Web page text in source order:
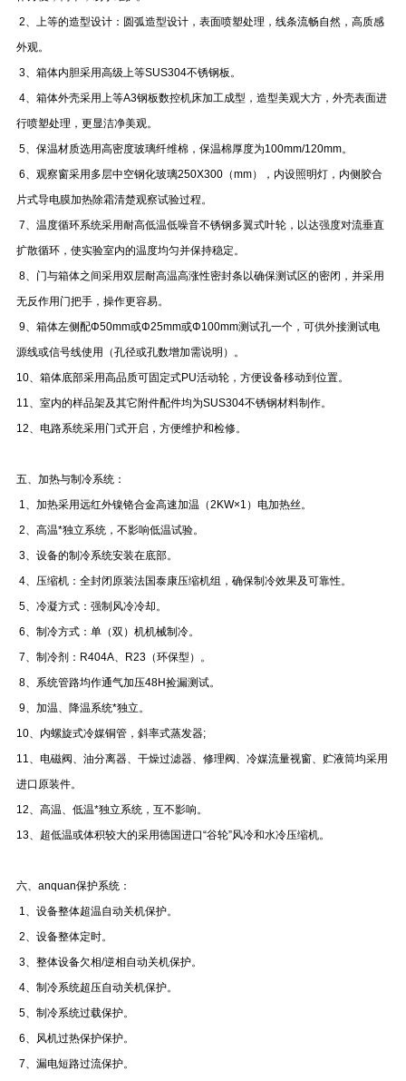
2、上等的造型设计：圆弧造型设计，表面喷塑处理，线条流畅自然，高质感
外观。
3、箱体内胆采用高级上等SUS304不锈钢板。
4、箱体外壳采用上等A3钢板数控机床加工成型，造型美观大方，外壳表面进
行喷塑处理，更显洁净美观。
5、保温材质选用高密度玻璃纤维棉，保温棉厚度为100mm/120mm。
6、观察窗采用多层中空钢化玻璃250X300（mm），内设照明灯，内侧胶合
片式导电膜加热除霜清楚观察试验过程。
7、温度循环系统采用耐高低温低噪音不锈钢多翼式叶轮，以达强度对流垂直
扩散循环，使实验室内的温度均匀并保持稳定。
8、门与箱体之间采用双层耐高温高涨性密封条以确保测试区的密闭，并采用
无反作用门把手，操作更容易。
9、箱体左侧配Φ50mm或Φ25mm或Φ100mm测试孔一个，可供外接测试电
源线或信号线使用（孔径或孔数增加需说明）。
10、箱体底部采用高品质可固定式PU活动轮，方便设备移动到位置。
11、室内的样品架及其它附件配件均为SUS304不锈钢材料制作。
12、电路系统采用门式开启，方便维护和检修。
五、加热与制冷系统：
1、加热采用远红外镍铬合金高速加温（2KW×1）电加热丝。
2、高温*独立系统，不影响低温试验。
3、设备的制冷系统安装在底部。
4、压缩机：全封闭原装法国泰康压缩机组，确保制冷效果及可靠性。
5、冷凝方式：强制风冷冷却。
6、制冷方式：单（双）机机械制冷。
7、制冷剂：R404A、R23（环保型）。
8、系统管路均作通气加压48H捡漏测试。
9、加温、降温系统*独立。
10、内螺旋式冷媒铜管，斜率式蒸发器;
11、电磁阀、油分离器、干燥过滤器、修理阀、冷媒流量视窗、贮液筒均采用
进口原装件。
12、高温、低温*独立系统，互不影响。
13、超低温或体积较大的采用德国进口“谷轮”风冷和水冷压缩机。
六、anquan保护系统：
1、设备整体超温自动关机保护。
2、设备整体定时。
3、整体设备欠相/逆相自动关机保护。
4、制冷系统超压自动关机保护。
5、制冷系统过载保护。
6、风机过热保护保护。
7、漏电短路过流保护。